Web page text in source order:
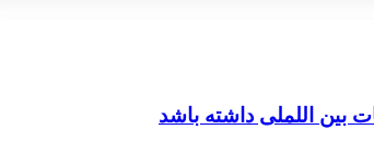
بین اللملی داشته باشد